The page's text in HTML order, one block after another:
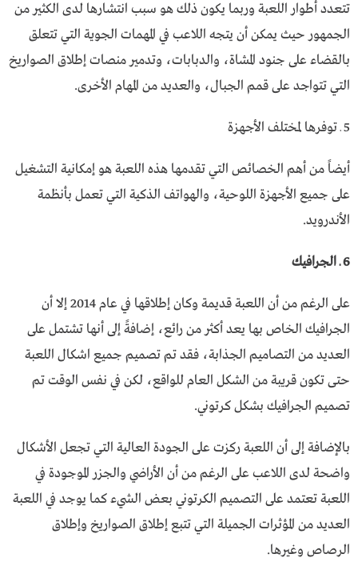
تتعدد أطوار اللعبة وربما يكون ذلك هو سبب انتشارها لدى الكثير من
الجمهور حيث يمكن أن يتجه اللاعب في المهمات الجوية التي تتعلق
بالقضاء على جنود المشاة، والدبابات، وتدمير منصات إطلاق الصواريخ
التي تتواجد على قمم الجبال، والعديد من المهام الأخرى.
5 ـ توفرها لمختلف الأجهزة
أيضاً من أهم الخصائص التي تقدمها هذه اللعبة هو إمكانية التشغيل
على جميع الأجهزة اللوحية، والهواتف الذكية التي تعمل بأنظمة
الأندرويد.
6 ـ الجرافيك
على الرغم من أن اللعبة قديمة وكان إطلاقها في عام 2014 إلا أن
الجرافيك الخاص بها يعد أكثر من رائع، إضافةً إلى أنها تشتمل على
العديد من التصاميم الجذابة، فقد تم تصميم جميع اشكال اللعبة
حتى تكون قريبة من الشكل العام للواقع، لكن في نفس الوقت تم
تصميم الجرافيك بشكل كرتوني.
بالإضافة إلى أن اللعبة ركزت على الجودة العالية التي تجعل الأشكال
واضحة لدى اللاعب على الرغم من أن الأراضي والجزر الموجودة في
اللعبة تعتمد على التصميم الكرتوني بعض الشيء كما يوجد في اللعبة
العديد من المؤثرات الجميلة التي تتبع إطلاق الصواريخ وإطلاق
الرصاص وغيرها.